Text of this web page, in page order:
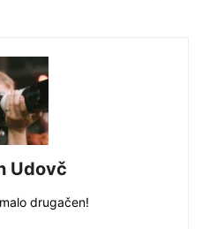
Udovč
drugačen!